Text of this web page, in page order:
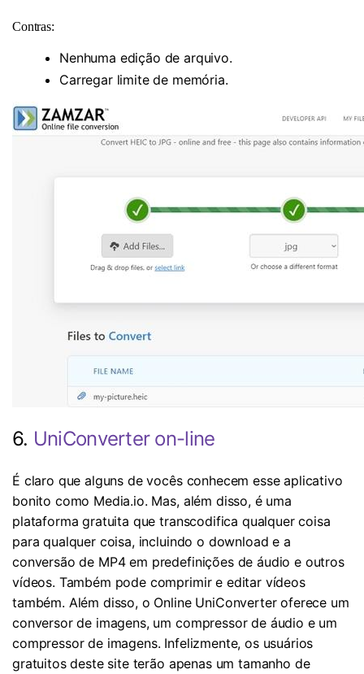
Contras:
Nenhuma edição de arquivo.
Carregar limite de memória.
6. UniConverter on-line
É claro que alguns de vocês conhecem esse aplicativo
bonito como Media.io. Mas, além disso, é uma
plataforma gratuita que transcodifica qualquer coisa
para qualquer coisa, incluindo o download e a
conversão de MP4 em predefinições de áudio e outros
vídeos. Também pode comprimir e editar vídeos
também. Além disso, o Online UniConverter oferece um
conversor de imagens, um compressor de áudio e um
compressor de imagens. Infelizmente, os usuários
gratuitos deste site terão apenas um tamanho de